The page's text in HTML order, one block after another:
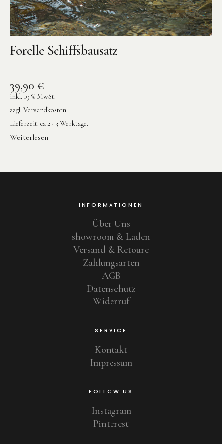
Forelle Schiffsbausatz
39,90 €
inkl. 19 % MwSt.
zzgl. Versandkosten
Lieferzeit: ca 2 - 3 Werktage.
Weiterlesen
INFORMATIONEN
Über Uns
showroom & Laden
Versand & Retoure
Zahlungsarten
AGB
Datenschutz
Widerruf
SERVICE
Kontakt
Impressum
FOLLOW US
Instagram
Pinterest